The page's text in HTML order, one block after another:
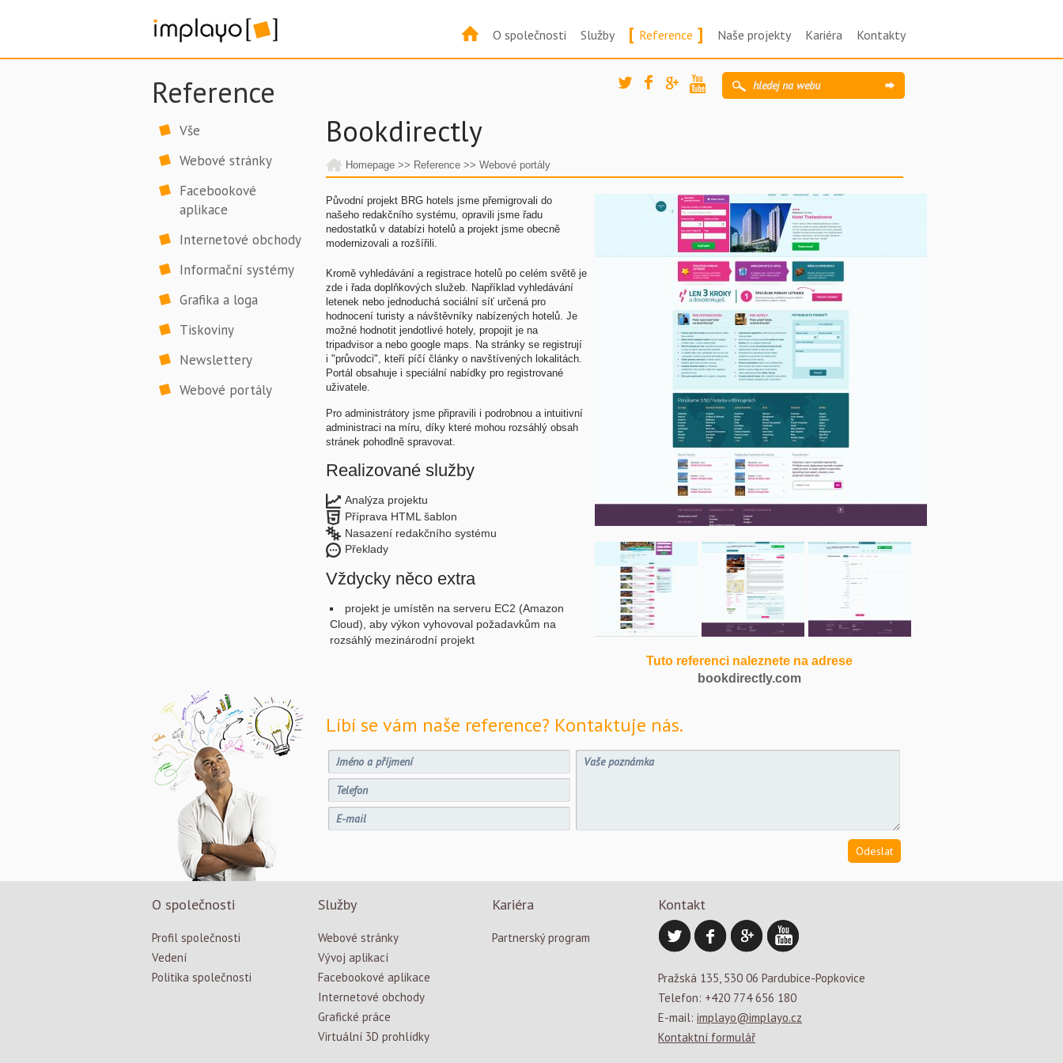
O společnosti Služby [ Reference ] Naše projekty Kariéra Kontakty
Reference
Vše
Webové stránky
Facebookové
aplikace
Internetové obchody
Informační systémy
Grafika a loga
Tiskoviny
Newslettery
Webové portály
Bookdirectly
Homepage >> Reference >> Webové portály
Původní projekt BRG hotels jsme přemigrovali do
našeho redakčního systému, opravili jsme řadu
nedostatků v databízi hotelů a projekt jsme obecně
modernizovali a rozšířili.
Kromě vyhledávání a registrace hotelů po celém světě je
zde i řada doplňkových služeb. Například vyhledávání
letenek nebo jednoduchá sociální síť určená pro
hodnocení turisty a návštěvníky nabízených hotelů. Je
možné hodnotit jendotlivé hotely, propojit je na
tripadvisor a nebo google maps. Na stránky se registrují
i "průvodci", kteří píčí články o navštívených lokalitách.
Portál obsahuje i speciální nabídky pro registrované
uživatele.
Pro administrátory jsme připravili i podrobnou a intuitivní
administraci na míru, díky které mohou rozsáhlý obsah
stránek pohodlně spravovat.
Realizované služby
Analýza projektu
Příprava HTML šablon
Nasazení redakčního systému
Překlady
Vždycky něco extra
projekt je umístěn na serveru EC2 (Amazon
Cloud), aby výkon vyhovoval požadavkům na
rozsáhlý mezinárodní projekt
Tuto referenci naleznete na adrese
bookdirectly.com
Líbí se vám naše reference? Kontaktuje nás.
O společnosti
Profil společnosti
Vedení
Politika společnosti
Služby
Webové stránky
Vývoj aplikací
Facebookové aplikace
Internetové obchody
Grafické práce
Virtuální 3D prohlídky
Kariéra
Partnerský program
Kontakt
Pražská 135, 530 06 Pardubice-Popkovice
Telefon: +420 774 656 180
E-mail: implayo@implayo.cz
Kontaktní formulář